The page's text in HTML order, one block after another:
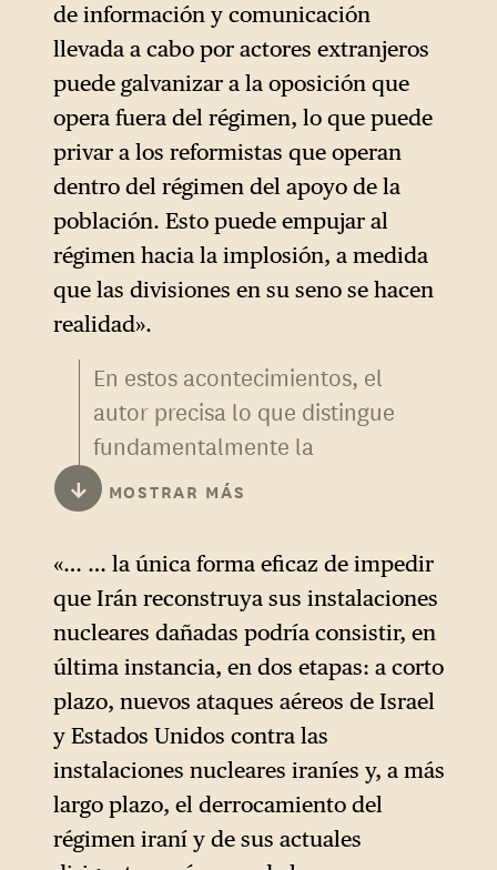
de información y comunicación
llevada a cabo por actores extranjeros
puede galvanizar a la oposición que
opera fuera del régimen, lo que puede
privar a los reformistas que operan
dentro del régimen del apoyo de la
población. Esto puede empujar al
régimen hacia la implosión, a medida
que las divisiones en su seno se hacen
realidad».
En estos acontecimientos, el
autor precisa lo que distingue
fundamentalmente la
intervención que él desea en
Irán de otras operaciones
como el secuestro de Nicolás
Maduro en Caracas durante la
operación «Absolute
Resolve».
Aunque tal acto podría tener
una influencia considerable
en términos de
representación, «decapitar» al
régimen privándolo del
↓ MOSTRAR MÁS
«… … la única forma eficaz de impedir
que Irán reconstruya sus instalaciones
nucleares dañadas podría consistir, en
última instancia, en dos etapas: a corto
plazo, nuevos ataques aéreos de Israel
y Estados Unidos contra las
instalaciones nucleares iraníes y, a más
largo plazo, el derrocamiento del
régimen iraní y de sus actuales